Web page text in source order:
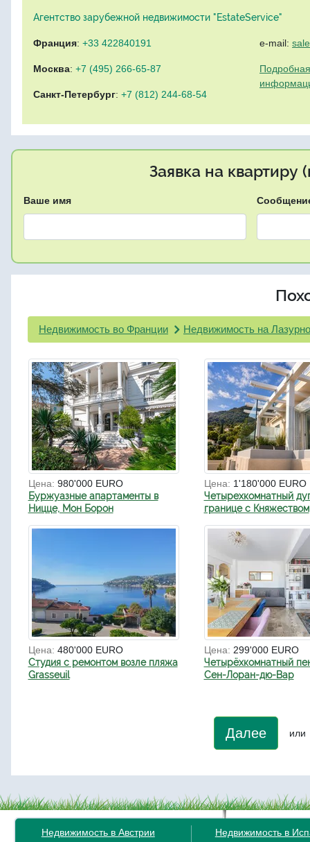
Агентство зарубежной недвижимости "EstateService"
Франция: +33 422840191
Москва: +7 (495) 266-65-87
Санкт-Петербург: +7 (812) 244-68-54
e-mail:
Заявка на квартиру
Ваше имя
Недвижимость во Франции Недвижимость на
Цена: 980'000 EURO
Буржуазные апартаменты в
Ницце, Мон Борон
Цена: 1'180'000 EURO
Четырехкомнатный
границе с Княжеством
Цена: 480'000 EURO
Студия с ремонтом возле пляжа
Grasseuil
Цена: 299'000 EURO
Четырёхкомнатный
Сен-Лоран-дю-Вар
Далее или
Недвижимость в Австрии
Недвижимость в